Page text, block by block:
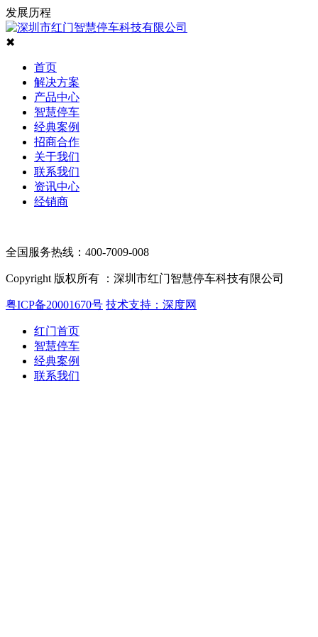
发展历程
✖
首页
解决方案
产品中心
智慧停车
经典案例
招商合作
关于我们
联系我们
资讯中心
经销商
全国服务热线：400-7009-008
Copyright 版权所有 ：深圳市红门智慧停车科技有限公司
粤ICP备20001670号 技术支持：深度网
红门首页
智慧停车
经典案例
联系我们